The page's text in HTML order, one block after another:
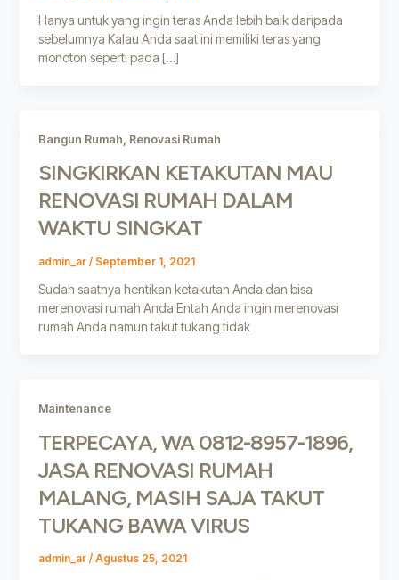
Hanya untuk yang ingin teras Anda lebih baik daripada
sebelumnya Kalau Anda saat ini memiliki teras yang
monoton seperti pada […]
Bangun Rumah Renovasi Rumah
SINGKIRKAN KETAKUTAN MAU
RENOVASI RUMAH DALAM
WAKTU SINGKAT
admin_ar / September 1, 2021
Sudah saatnya hentikan ketakutan Anda dan bisa
merenovasi rumah Anda Entah Anda ingin merenovasi
rumah Anda namun takut tukang tidak
Maintenance
TERPECAYA, WA 0812-8957-1896,
JASA RENOVASI RUMAH
MALANG, MASIH SAJA TAKUT
TUKANG BAWA VIRUS
admin_ar / Agustus 25, 2021